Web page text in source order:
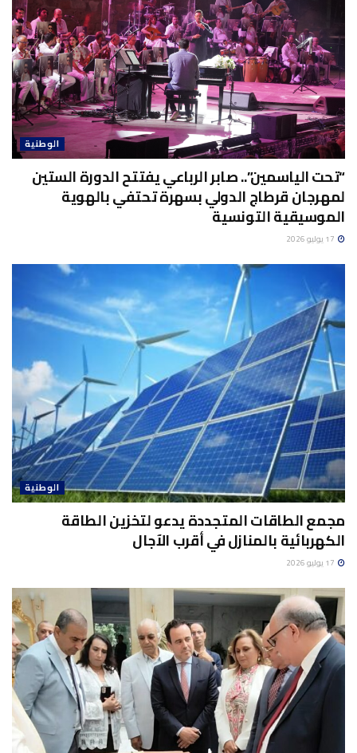
الوطنية
“تحت الياسمين”.. صابر الرباعي يفتتح الدورة الستين
لمهرجان قرطاج الدولي بسهرة تحتفي بالهوية
الموسيقية التونسية
الوطنية
مجمع الطاقات المتجددة يدعو لتخزين الطاقة
الكهربائية بالمنازل في أقرب الآجال